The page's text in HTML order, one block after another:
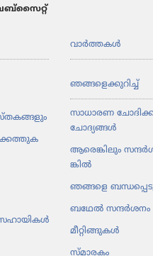
വാർത്തകൾ
ഞങ്ങളെ​ക്കു​റിച്ച്‌
സാധാരണ
ചോദ്യങ്ങൾ
ആരെങ്കി​ലും
ങ്കിൽ
ഞങ്ങളെ
ബഥേൽ സന്ദർശനം
മീറ്റി​ങ്ങു​കൾ
സ്‌മാ​ര​കം